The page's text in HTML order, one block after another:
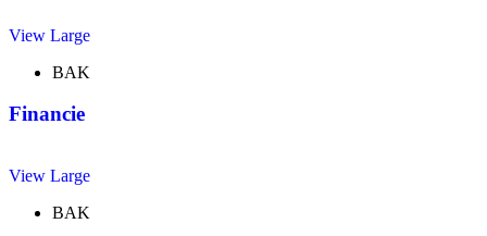
View Large
BAK
Financie
View Large
BAK